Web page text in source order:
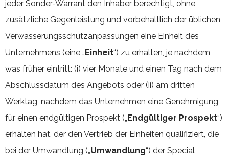
jeder Sonder-Warrant den Inhaber berechtigt, ohne
zusätzliche Gegenleistung und vorbehaltlich der üblichen
Verwässerungsschutzanpassungen eine Einheit des
Unternehmens (eine „Einheit“) zu erhalten, je nachdem,
was früher eintritt: (i) vier Monate und einen Tag nach dem
Abschlussdatum des Angebots oder (ii) am dritten
Werktag, nachdem das Unternehmen eine Genehmigung
für einen endgültigen Prospekt („Endgültiger Prospekt“)
erhalten hat, der den Vertrieb der Einheiten qualifiziert, die
bei der Umwandlung („Umwandlung“) der Special